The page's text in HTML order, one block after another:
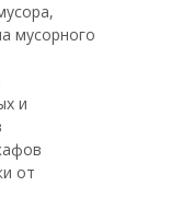
мусорного
и
от